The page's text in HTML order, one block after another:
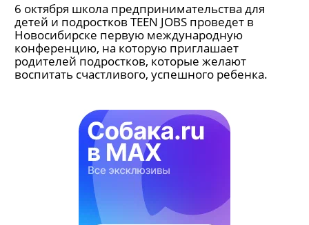
6 октября школа предпринимательства для
детей и подростков TEEN JOBS проведет в
Новосибирске первую международную
конференцию, на которую приглашает
родителей подростков, которые желают
воспитать счастливого, успешного ребенка.